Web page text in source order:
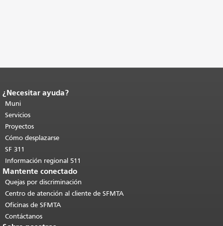
Fin del contenido de la página.
de esta página se repite en todas las
páginas.Volver al principio del
contenido principal
¿Necesitar ayuda?
Muni
Servicios
Proyectos
Cómo desplazarse
SF 311
Información regional 511
Mantente conectado
Quejas por discriminación
Centro de atención al cliente de SFMTA
Oficinas de SFMTA
Contáctanos